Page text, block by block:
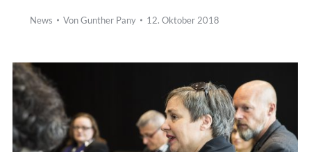
News VonGunther Pany 12. Oktober 2018